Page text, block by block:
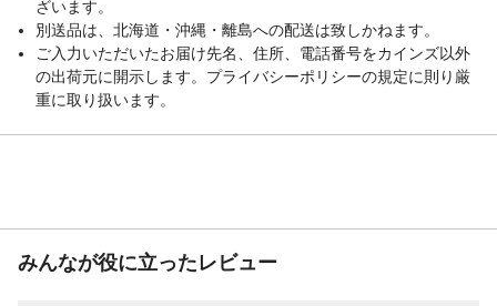
ざいます。
別送品は、北海道・沖縄・離島への配送は致しかねます。
ご入力いただいたお届け先名、住所、電話番号をカインズ以外
の出荷元に開示します。プライバシーポリシーの規定に則り厳
重に取り扱います。
みんなが役に立ったレビュー